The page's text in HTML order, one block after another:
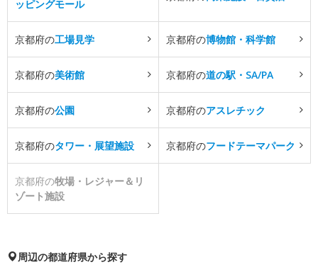
ッピングモール
京都府の工場見学 京都府の博物館・科学館
京都府の美術館 京都府の道の駅・SA/PA
京都府の公園 京都府のアスレチック
京都府のタワー・展望施設 京都府のフードテーマパーク
京都府の牧場・レジャー＆リ
ゾート施設
周辺の都道府県から探す